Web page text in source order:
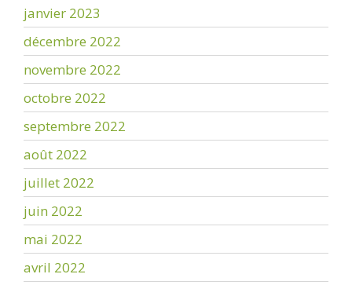
janvier 2023
décembre 2022
novembre 2022
octobre 2022
septembre 2022
août 2022
juillet 2022
juin 2022
mai 2022
avril 2022